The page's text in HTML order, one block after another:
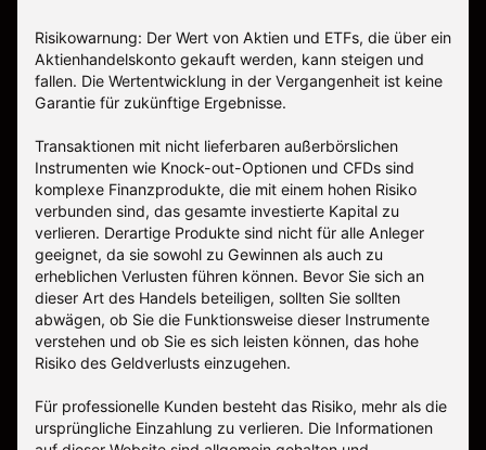
Risikowarnung: Der Wert von Aktien und ETFs, die über ein
Aktienhandelskonto gekauft werden, kann steigen und
fallen. Die Wertentwicklung in der Vergangenheit ist keine
Garantie für zukünftige Ergebnisse.
Transaktionen mit nicht lieferbaren außerbörslichen
Instrumenten wie Knock-out-Optionen und CFDs sind
komplexe Finanzprodukte, die mit einem hohen Risiko
verbunden sind, das gesamte investierte Kapital zu
verlieren. Derartige Produkte sind nicht für alle Anleger
geeignet, da sie sowohl zu Gewinnen als auch zu
erheblichen Verlusten führen können. Bevor Sie sich an
dieser Art des Handels beteiligen, sollten Sie sollten
abwägen, ob Sie die Funktionsweise dieser Instrumente
verstehen und ob Sie es sich leisten können, das hohe
Risiko des Geldverlusts einzugehen.
Für professionelle Kunden besteht das Risiko, mehr als die
ursprüngliche Einzahlung zu verlieren. Die Informationen